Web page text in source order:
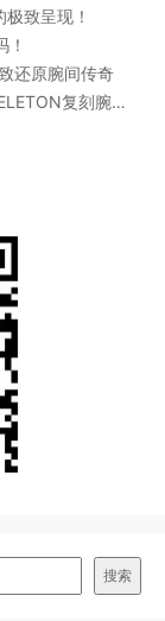
致呈现！
还原腕间传奇
腕表值得入手吗！
搜索